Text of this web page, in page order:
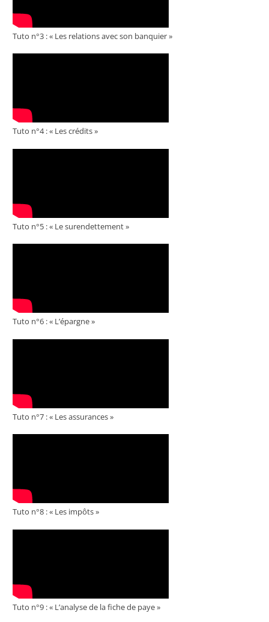
Tuto n°3 : « Les relations avec son banquier »
Tuto n°4 : « Les crédits »
Tuto n°5 : « Le surendettement »
Tuto n°6 : « L’épargne »
Tuto n°7 : « Les assurances »
Tuto n°8 : « Les impôts »
Tuto n°9 : « L’analyse de la fiche de paye »